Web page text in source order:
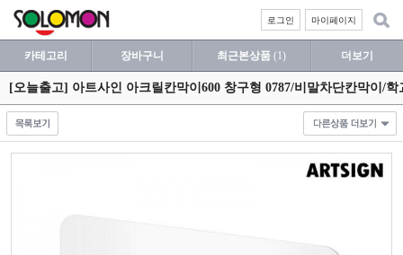
마이페이지
로그인
카테고리 장바구니 최근본상품 (1) 더보기
[오늘출고] 아트사인 아크릴칸막이600 창구형 0787/비말차단칸막이/